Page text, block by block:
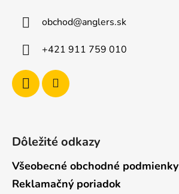
obchod@anglers.sk
+421 911 759 010
Dôležité odkazy
Všeobecné obchodné podmienky
Reklamačný poriadok